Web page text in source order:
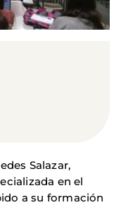
Salazar,
en el
a su formación